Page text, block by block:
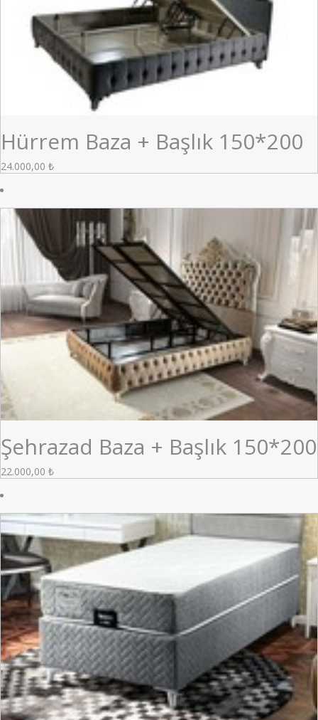
Hürrem Baza + Başlık 150*200
24.000,00 ₺
Şehrazad Baza + Başlık 150*200
22.000,00 ₺